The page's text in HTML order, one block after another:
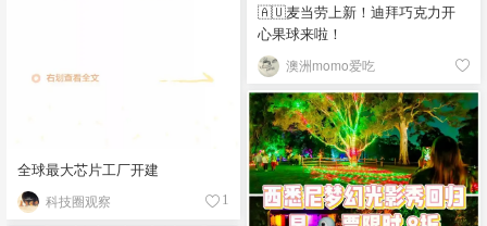
🇦🇺麦当劳上新！迪拜巧克力开
心果球来啦！
澳洲momo爱吃
全球最大芯片工厂开建
科技圈观察 1